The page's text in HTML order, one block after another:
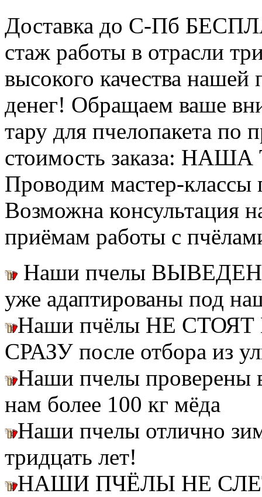
Доставка до С-Пб
стаж работы в отрасли
высокого качества
денег! Обращаем ваше
тару для пчелопакета по
стоимость заказа:
Проводим мастер-классы
Возможна консультация
приёмам работы с
Наши пчелы
уже адаптированы под
Наши пчёлы НЕ СТОЯТ
СРАЗУ после отбора из
Наши пчелы
нам более 100 кг мёда
Наши пчелы отлично
тридцать лет!
НАШИ ПЧЁЛЫ НЕ